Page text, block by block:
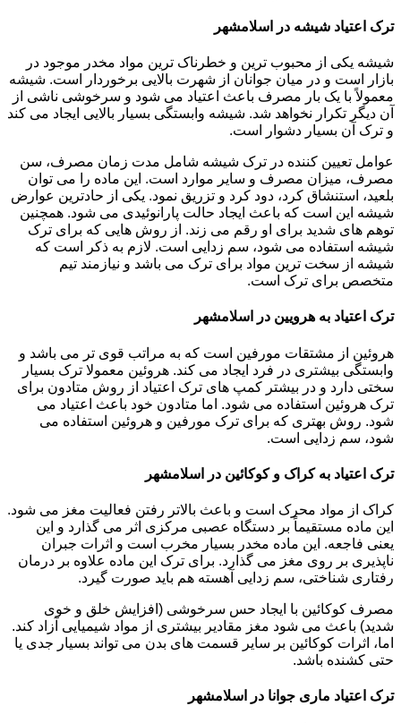
ترک اعتیاد شیشه در اسلامشهر
شیشه یکی از محبوب ترین و خطرناک ترین مواد مخدر موجود در
بازار است و در میان جوانان از شهرت بالایی برخوردار است. شیشه
معمولاً با یک بار مصرف باعث اعتیاد می شود و سرخوشی ناشی از
آن دیگر تکرار نخواهد شد. شیشه وابستگی بسیار بالایی ایجاد می کند
و ترک آن بسیار دشوار است.
عوامل تعیین کننده در ترک شیشه شامل مدت زمان مصرف، سن
مصرف، میزان مصرف و سایر موارد است. این ماده را می توان
بلعید، استنشاق کرد، دود کرد و تزریق نمود. یکی از حادترین عوارض
شیشه این است که باعث ایجاد حالت پارانوئیدی می شود. همچنین
توهم های شدید برای او رقم می زند. از روش هایی که برای ترک
شیشه استفاده می شود، سم زدایی است. لازم به ذکر است که
شیشه از سخت ترین مواد برای ترک می باشد و نیازمند تیم
متخصص برای ترک است.
ترک اعتیاد به هرویین در اسلامشهر
هروئین از مشتقات مورفین است که به مراتب قوی تر می باشد و
وابستگی بیشتری در فرد ایجاد می کند. هروئین معمولا ترک بسیار
سختی دارد و در بیشتر کمپ های ترک اعتیاد از روش متادون برای
ترک هروئین استفاده می شود. اما متادون خود باعث اعتیاد می
شود. روش بهتری که برای ترک مورفین و هروئین استفاده می
شود، سم زدایی است.
ترک اعتیاد به کراک و کوکائین در اسلامشهر
کراک از مواد محرک است و باعث بالاتر رفتن فعالیت مغز می شود.
این ماده مستقیماً بر دستگاه عصبی مرکزی اثر می گذارد و این
یعنی فاجعه. این ماده مخدر بسیار مخرب است و اثرات جبران
ناپذیری بر روی مغز می گذارد. برای ترک این ماده علاوه بر درمان
رفتاری شناختی، سم زدایی آهسته هم باید صورت گیرد.
مصرف کوکائین با ایجاد حس سرخوشی (افزایش خلق و خوی
شدید) باعث می شود مغز مقادیر بیشتری از مواد شیمیایی آزاد کند.
اما، اثرات کوکائین بر سایر قسمت های بدن می تواند بسیار جدی یا
حتی کشنده باشد.
ترک اعتیاد ماری جوانا در اسلامشهر